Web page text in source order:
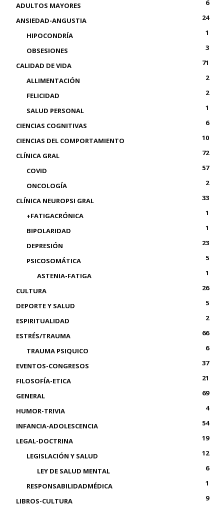
ADULTOS MAYORES
6
ANSIEDAD-ANGUSTIA
24
HIPOCONDRÍA
1
OBSESIONES
3
CALIDAD DE VIDA
71
ALLIMENTACIÓN
2
FELICIDAD
2
SALUD PERSONAL
1
CIENCIAS COGNITIVAS
6
CIENCIAS DEL COMPORTAMIENTO
10
CLÍNICA GRAL
72
COVID
57
ONCOLOGÍA
2
CLÍNICA NEUROPSI GRAL
33
+FATIGACRÓNICA
1
BIPOLARIDAD
1
DEPRESIÓN
23
PSICOSOMÁTICA
5
ASTENIA-FATIGA
1
CULTURA
26
DEPORTE Y SALUD
5
ESPIRITUALIDAD
2
ESTRÉS/TRAUMA
66
TRAUMA PSIQUICO
6
EVENTOS-CONGRESOS
37
FILOSOFÍA-ETICA
21
GENERAL
69
HUMOR-TRIVIA
4
INFANCIA-ADOLESCENCIA
54
LEGAL-DOCTRINA
19
LEGISLACIÓN Y SALUD
12
LEY DE SALUD MENTAL
6
RESPONSABILIDADMÉDICA
1
LIBROS-CULTURA
9